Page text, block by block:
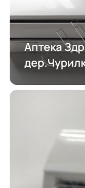
Аптека